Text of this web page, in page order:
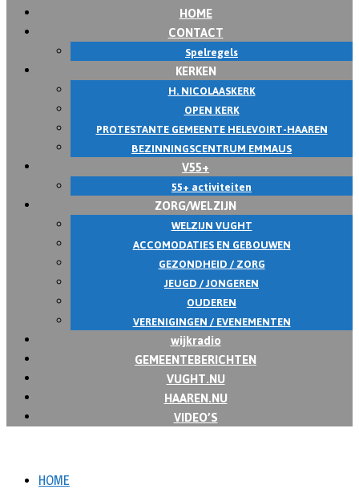
HOME
CONTACT
Spelregels
KERKEN
H. NICOLAASKERK
OPEN KERK
PROTESTANTE GEMEENTE HELEVOIRT-HAAREN
BEZINNINGSCENTRUM EMMAUS
V55+
55+ activiteiten
ZORG/WELZIJN
WELZIJN VUGHT
ACCOMODATIES EN GEBOUWEN
GEZONDHEID / ZORG
JEUGD / JONGEREN
OUDEREN
VERENIGINGEN / EVENEMENTEN
wijkradio
GEMEENTEBERICHTEN
VUGHT.NU
HAAREN.NU
VIDEO’S
HOME